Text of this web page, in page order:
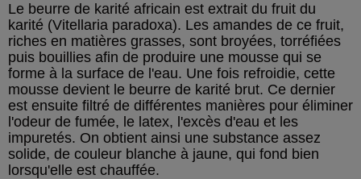
Le beurre de karité africain est extrait du fruit du
karité (Vitellaria paradoxa). Les amandes de ce fruit,
riches en matières grasses, sont broyées, torréfiées
puis bouillies afin de produire une mousse qui se
forme à la surface de l'eau. Une fois refroidie, cette
mousse devient le beurre de karité brut. Ce dernier
est ensuite filtré de différentes manières pour éliminer
l'odeur de fumée, le latex, l'excès d'eau et les
impuretés. On obtient ainsi une substance assez
solide, de couleur blanche à jaune, qui fond bien
lorsqu'elle est chauffée.